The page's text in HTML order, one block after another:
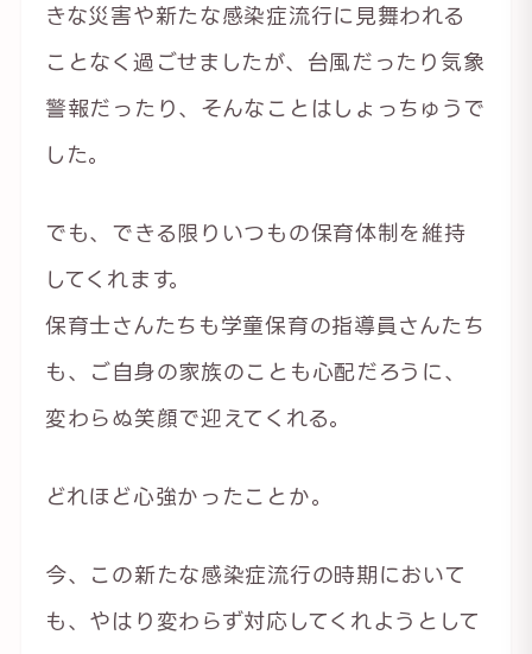
きな災害や新たな感染症流行に見舞われる
ことなく過ごせましたが、台風だったり気象
警報だったり、そんなことはしょっちゅうで
した。
でも、できる限りいつもの保育体制を維持
してくれます。
保育士さんたちも学童保育の指導員さんたち
も、ご自身の家族のことも心配だろうに、
変わらぬ笑顔で迎えてくれる。
どれほど心強かったことか。
今、この新たな感染症流行の時期において
も、やはり変わらず対応してくれようとして